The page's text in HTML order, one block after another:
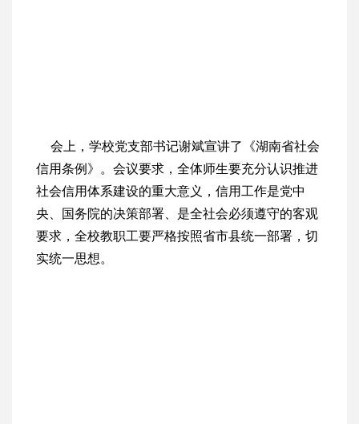
会上，学校党支部书记谢斌宣讲了《湖南省社会
信用条例》。会议要求，全体师生要充分认识推进
社会信用体系建设的重大意义，信用工作是党中
央、国务院的决策部署、是全社会必须遵守的客观
要求，全校教职工要严格按照省市县统一部署，切
实统一思想。